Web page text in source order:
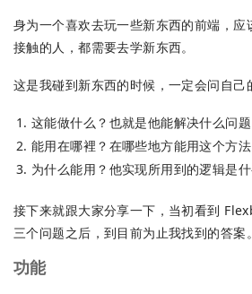
身为一个喜欢去玩一些新东西的前端，应
接触的人，都需要去学新东西。
这是我碰到新东西的时候，一定会问自己
这能做什么？也就是他能解决什么问题
能用在哪裡？在哪些地方能用这个方法
为什么能用？他实现所用到的逻辑是
接下来就跟大家分享一下，当初看到
三个问题之后，到目前为止我找到的答案。
功能